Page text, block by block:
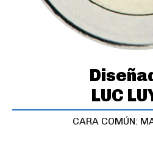
LUC
CARA COMÚN: